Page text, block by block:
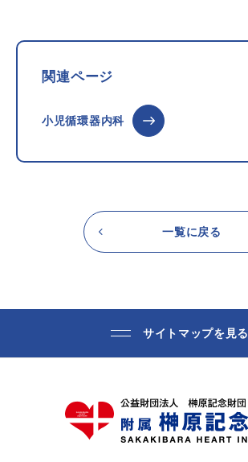
関連ページ
小児循環器内科
一覧に戻る
サイトマップを見る